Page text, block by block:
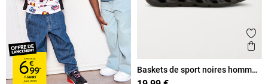
Baskets de sport noires homme
(40-45)